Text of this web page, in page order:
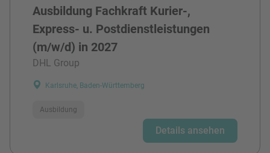
Ausbildung Fachkraft Kurier-,
Express- u. Postdienstleistungen
(m/w/d) in 2027
DHL Group
Karlsruhe, Baden-Württemberg
Ausbildung
Details ansehen